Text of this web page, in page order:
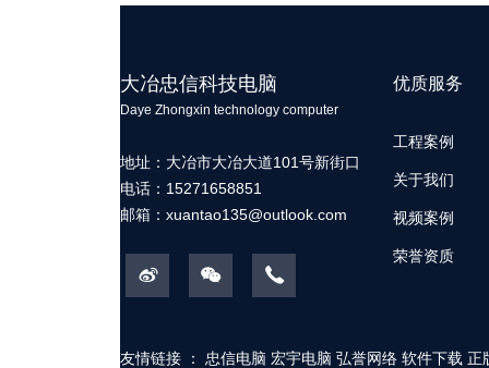
大冶忠信科技电脑
Daye Zhongxin technology computer
地址：大冶市大冶大道101号新街口
电话：15271658851
邮箱： xuantao135@outlook.com
优质服务
工程案例
关于我们
视频案例
荣誉资质
友情链接 ： 忠信电脑 宏宇电脑 弘誉网络 软件下载 正